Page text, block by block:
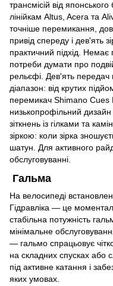
трансмісій від
лінійкам Altus, Acera та
точніше перемикання,
привід спереду і дев'ять
практичний підхід.
потреби думати про
рельєфі. Дев'ять передач
діапазон: від крутих
перемикач Shimano
низькопрофільний
зіткнень із гілками та
зіркою: коли зірка
шатун. Для активного
обслуговуванні.
Гальма
На велосипеді
Гідравліка — це
стабільна потужність
мінімальне
— гальмо спрацьовує
на складних спусках або
під активне катання і
яких умовах.